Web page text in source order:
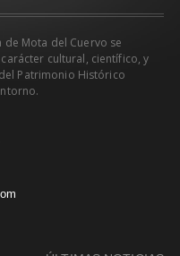
Mota del Cuervo se
cultural, científico, y
Patrimonio Histórico